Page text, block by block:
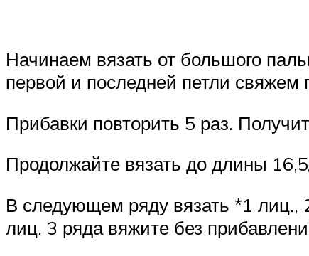
Начинаем вязать от большого
первой и последней петли
Прибавки повторить 5 раз.
Продолжайте вязать до длины
В следующем ряду вязать *1 лиц.,
лиц. 3 ряда вяжите без